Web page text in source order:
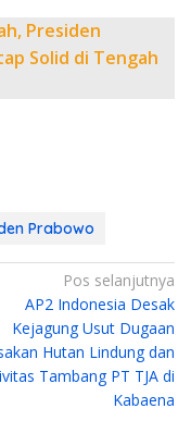
Presiden
Solid di Tengah
Prabowo
Pos selanjutnya
AP2 Indonesia Desak
Kejagung Usut Dugaan
Hutan Lindung dan
Tambang PT TJA di
Kabaena